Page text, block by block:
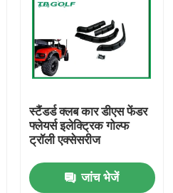
स्टैंडर्ड क्लब कार डीएस फेंडर
फ्लेयर्स इलेक्ट्रिक गोल्फ
ट्रॉली एक्सेसरीज
जांच भेजें